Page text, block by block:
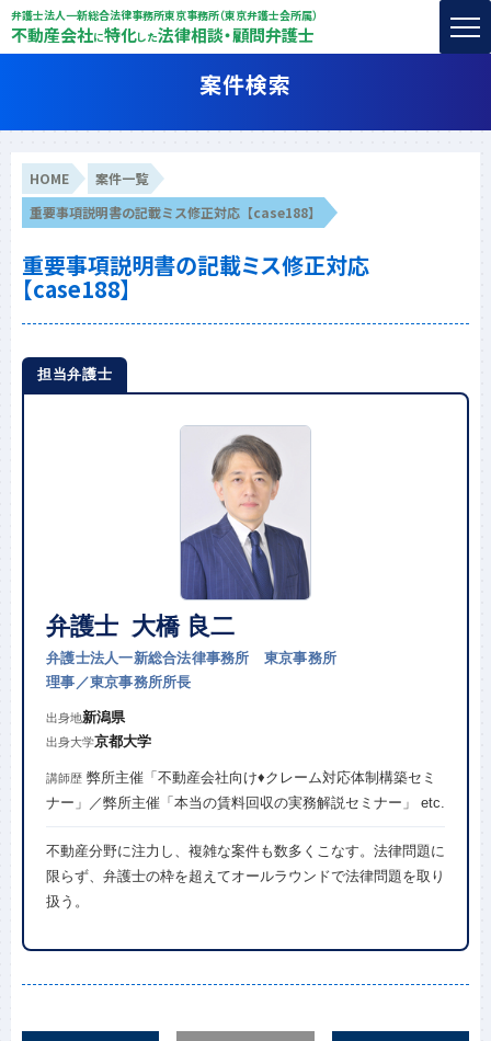
弁護士法人一新総合法律事務所東京事務所（東京弁護士会所属）
不動産会社に特化した法律相談・顧問弁護士
案件検索
HOME
案件一覧
重要事項説明書の記載ミス修正対応【case188】
重要事項説明書の記載ミス修正対応
【case188】
担当弁護士
弁護士 大橋 良二
弁護士法人一新総合法律事務所 東京事務所
理事／東京事務所所長
出身地新潟県
出身大学京都大学
講師歴 弊所主催「不動産会社向け♦︎クレーム対応体制構築セミ
ナー」／弊所主催「本当の賃料回収の実務解説セミナー」 etc.
不動産分野に注力し、複雑な案件も数多くこなす。法律問題に
限らず、弁護士の枠を超えてオールラウンドで法律問題を取り
扱う。